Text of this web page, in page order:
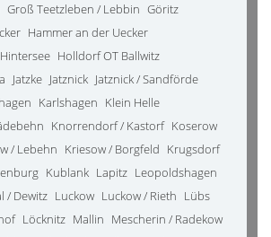
Groß Teetzleben / Lebbin Göritz
Hammer an der Uecker
Hintersee Holldorf OT Ballwitz
Jatzke Jatznick Jatznick / Sandförde
Karlshagen Klein Helle
Knorrendorf / Kastorf Koserow
/ Lebehn Kriesow / Borgfeld Krugsdorf
Kublank Lapitz Leopoldshagen
/ Dewitz Luckow Luckow / Rieth Lübs
Löcknitz Mallin Mescherin / Radekow